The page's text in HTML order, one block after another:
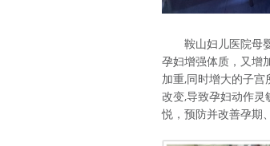
鞍山妇儿医院母
孕妇增强体质，又增
加重,同时增大的子宫
改变,导致孕妇动作
悦，预防并改善孕期